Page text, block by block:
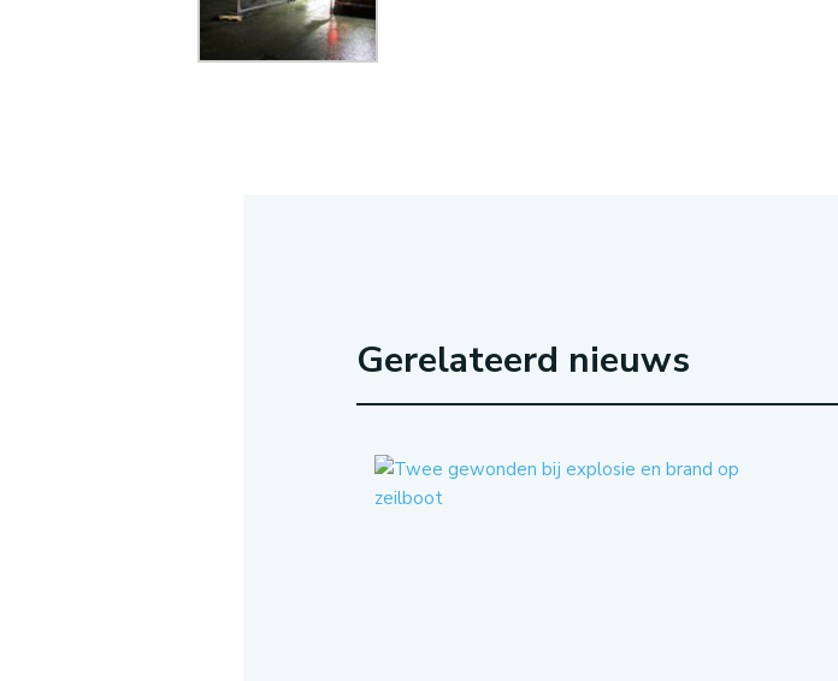
Gerelateerd nieuws